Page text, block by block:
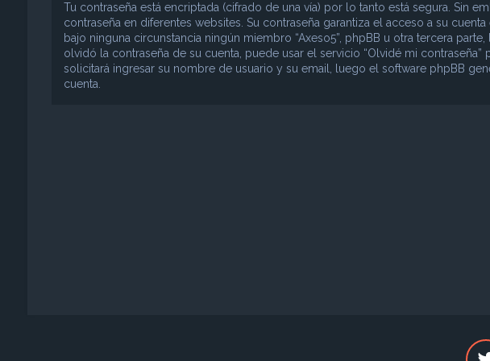
Tu contraseña está encriptada (cifrado de una vía) por lo tanto está segura. Sin
contraseña en diferentes websites. Su contraseña garantiza el acceso a su
bajo ninguna circunstancia ningún miembro “Axeso5”, phpBB u otra tercera
olvidó la contraseña de su cuenta, puede usar el servicio “Olvidé mi
solicitará ingresar su nombre de usuario y su email, luego el software phpBB
cuenta.